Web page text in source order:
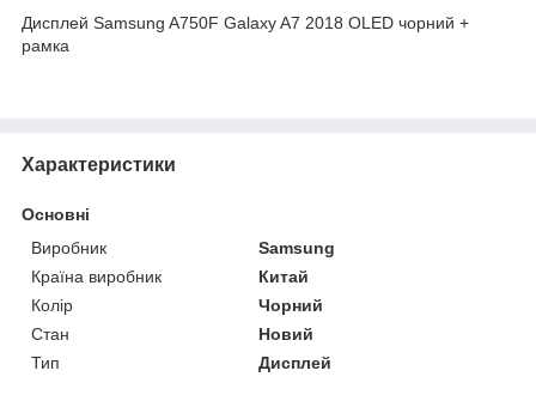
Дисплей Samsung A750F Galaxy A7 2018 OLED чорний +
рамка
Характеристики
Основні
Виробник
Samsung
Країна виробник
Китай
Колір
Чорний
Стан
Новий
Тип
Дисплей